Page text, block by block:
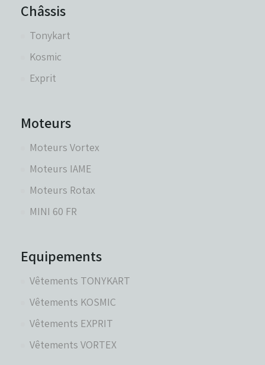
Châssis
Tonykart
Kosmic
Exprit
Moteurs
Moteurs Vortex
Moteurs IAME
Moteurs Rotax
MINI 60 FR
Equipements
Vêtements TONYKART
Vêtements KOSMIC
Vêtements EXPRIT
Vêtements VORTEX